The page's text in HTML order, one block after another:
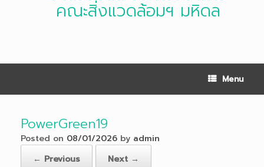
คณะสิ่งแวดล้อมฯ มหิดล
Menu
PowerGreen19
Posted on 08/01/2026 by admin
← Previous
Next →